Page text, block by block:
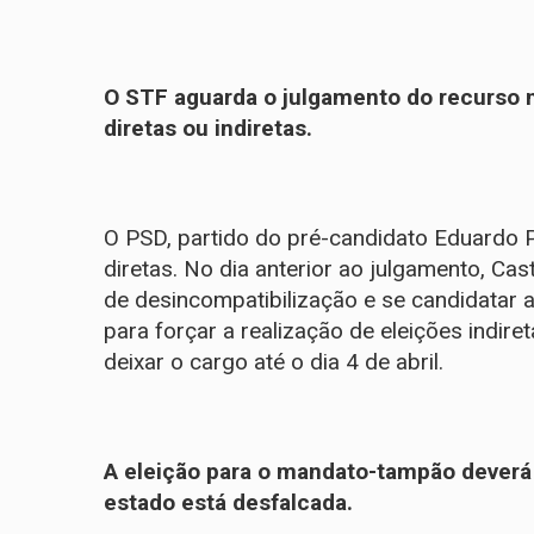
O STF aguarda o julgamento do
diretas ou indiretas.
O PSD, partido do pré-candidato Eduardo
diretas. No dia anterior ao julgamento,
de desincompatibilização e se candidatar
para forçar a realização de eleições
deixar o cargo até o dia 4 de abril.
A eleição para o mandato-tampão
estado está desfalcada.